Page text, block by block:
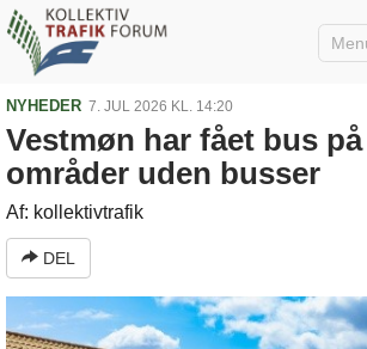
NYHEDER 7. JUL 2026 KL. 14:20
Vestmøn har fået bus
områder uden busser
Af: kollektivtrafik
DEL